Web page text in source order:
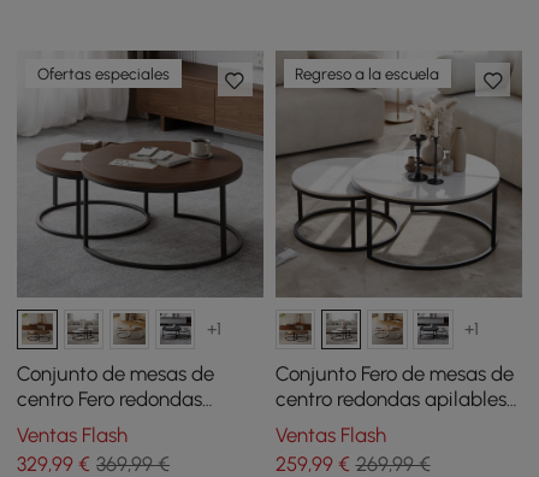
Ofertas especiales
+1
Conjunto de mesas de
centro Fero redondas
apilables de madera -
nogal
Ventas Flash
329,99 € 369,99 €
Regreso a la escuela
+1
Conjunto Fero de mesas de
centro redondas apilables
de piedra sinterizada -
blanco
Ventas Flash
259,99€ 269,99 €